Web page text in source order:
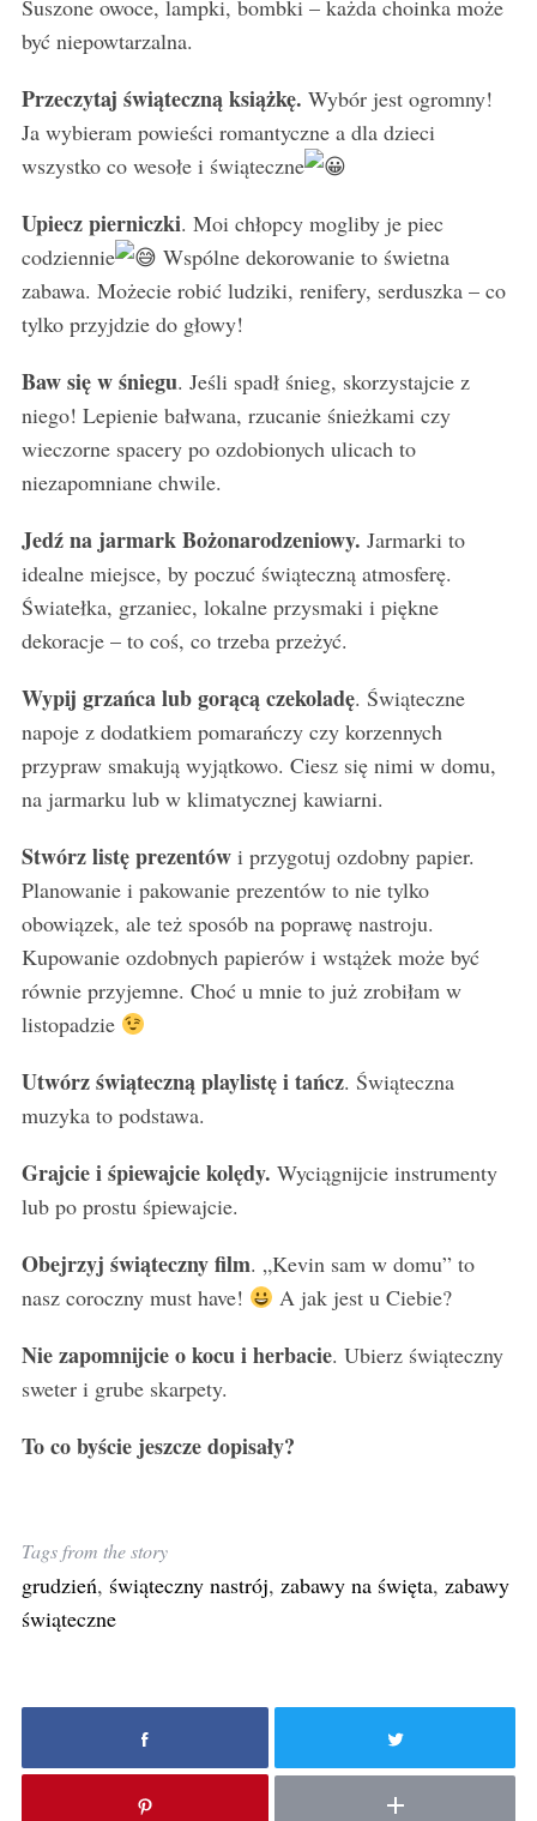
Suszone owoce, lampki, bombki – każda choinka może
być niepowtarzalna.
Przeczytaj świąteczną książkę. Wybór jest ogromny!
Ja wybieram powieści romantyczne a dla dzieci
wszystko co wesołe i świąteczne
Upiecz pierniczki. Moi chłopcy mogliby je piec
codziennie
Wspólne dekorowanie to świetna
zabawa. Możecie robić ludziki, renifery, serduszka – co
tylko przyjdzie do głowy!
Baw się w śniegu. Jeśli spadł śnieg, skorzystajcie z
niego! Lepienie bałwana, rzucanie śnieżkami czy
wieczorne spacery po ozdobionych ulicach to
niezapomniane chwile.
Jedź na jarmark Bożonarodzeniowy. Jarmarki to
idealne miejsce, by poczuć świąteczną atmosferę.
Światełka, grzaniec, lokalne przysmaki i piękne
dekoracje – to coś, co trzeba przeżyć.
Wypij grzańca lub gorącą czekoladę. Świąteczne
napoje z dodatkiem pomarańczy czy korzennych
przypraw smakują wyjątkowo. Ciesz się nimi w domu,
na jarmarku lub w klimatycznej kawiarni.
Stwórz listę prezentów i przygotuj ozdobny papier.
Planowanie i pakowanie prezentów to nie tylko
obowiązek, ale też sposób na poprawę nastroju.
Kupowanie ozdobnych papierów i wstążek może być
równie przyjemne. Choć u mnie to już zrobiłam w
listopadzie
Utwórz świąteczną playlistę i tańcz. Świąteczna
muzyka to podstawa.
Grajcie i śpiewajcie kolędy. Wyciągnijcie instrumenty
lub po prostu śpiewajcie.
Obejrzyj świąteczny film. „Kevin sam w domu” to
nasz coroczny must have!
A jak jest u Ciebie?
Nie zapomnijcie o kocu i herbacie. Ubierz świąteczny
sweter i grube skarpety.
To co byście jeszcze dopisały?
Tags from the story
grudzień, świąteczny nastrój, zabawy na święta, zabawy
świąteczne
S
a
c
r
: